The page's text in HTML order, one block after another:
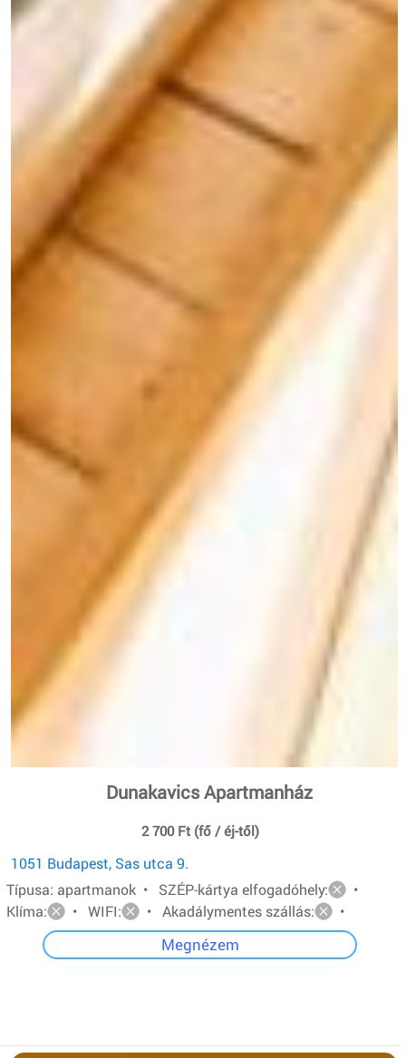
Dunakavics Apartmanház
2 700 Ft (fő / éj-től)
1051 Budapest, Sas utca 9.
Típusa: apartmanok • SZÉP-kártya elfogadóhely:
•
Klíma:
• WIFI: • Akadálymentes szállás: •
Megnézem